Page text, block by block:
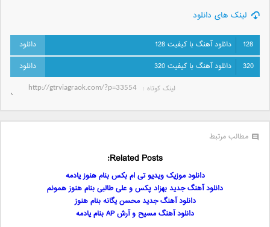
لینک های دانلود
128
دانلود آهنگ با کیفیت 128
320
دانلود آهنگ با کیفیت 320
لینک کوتاه‌ :
مطالب مرتبط
Related Posts:
دانلود موزیک ویدیو تی ام بکس بنام هنوز یادمه
دانلود آهنگ جدید بهزاد پکس و علی طالبی بنام هنوز همونم
دانلود آهنگ جدید محسن یگانه بنام هنوز
دانلود آهنگ مسیح و آرش AP بنام یادمه